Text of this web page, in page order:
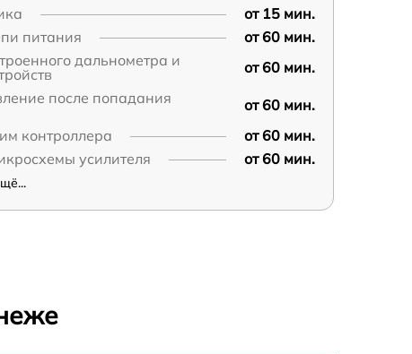
от 15 мин.
питания
от 60 мин.
дальнометра и
от 60 мин.
после попадания
от 60 мин.
контроллера
от 60 мин.
усилителя
от 60 мин.